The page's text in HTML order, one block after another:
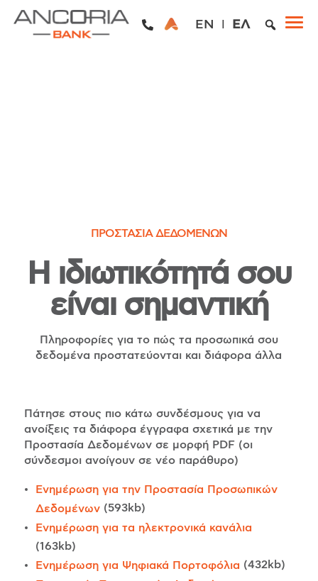
EN ΕΛ
ΠΡΟΣΤΑΣΊΑ ΔΕΔΟΜΈΝΩΝ
Η ιδιωτικότητά σου
είναι σημαντική
Πληροφορίες για το πώς τα προσωπικά σου
δεδομένα προστατεύονται και διάφορα άλλα
Πάτησε στους πιο κάτω συνδέσμους για να
ανοίξεις τα διάφορα έγγραφα σχετικά με την
Προστασία Δεδομένων σε μορφή PDF (οι
σύνδεσμοι ανοίγουν σε νέο παράθυρο)
Ενημέρωση για την Προστασία Προσωπικών
Δεδομένων(593kb)
Ενημέρωση για τα ηλεκτρονικά κανάλια
(163kb)
Ενημέρωση για Ψηφιακά Πορτοφόλια (432kb)